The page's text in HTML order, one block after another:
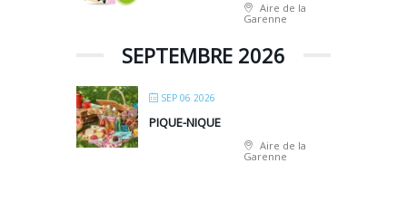
Aire de la
Garenne
SEPTEMBRE 2026
SEP 06 2026
PIQUE-NIQUE
Aire de la
Garenne